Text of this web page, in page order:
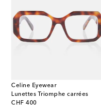
Celine Eyewear
Lunettes Triomphe carrées
CHF 400
original price